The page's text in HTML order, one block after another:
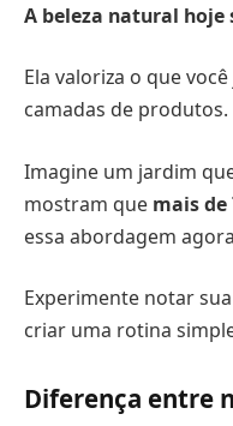
A beleza natural
Ela valoriza o que
camadas de produtos.
Imagine um jardim
mostram que mais de
essa abordagem
Experimente notar
criar uma rotina
Diferença entre